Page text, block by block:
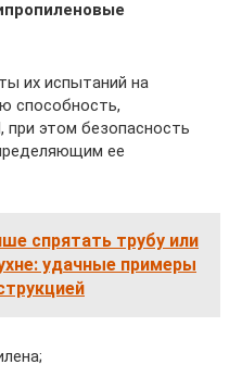
их испытаний на
способность,
этом безопасность
ее
спрятать трубу или
удачные примеры